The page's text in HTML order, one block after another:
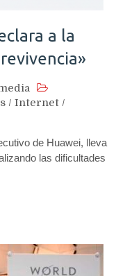
a la
/ Internet /
de Huawei, lleva
las dificultades